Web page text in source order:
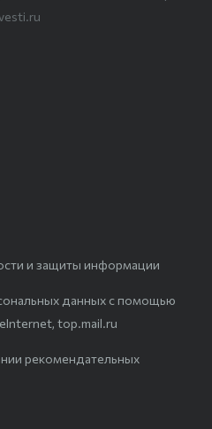
и защиты информации
данных с помощью
top.mail.ru
рекомендательных